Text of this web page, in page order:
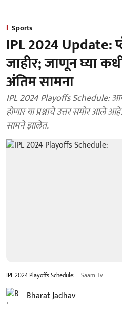
Sports
IPL 2024
जाहीर; जाणून घ्या
अंतिम सामना
IPL 2024 Playoffs Schedule:
होणार या प्रश्नाचे उत्तर समोर आले
सामने झालेत.
IPL 2024 Playoffs Schedule: Saam Tv
Bharat Jadhav